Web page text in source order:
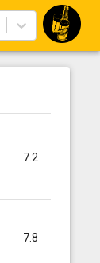
7.2
7.8